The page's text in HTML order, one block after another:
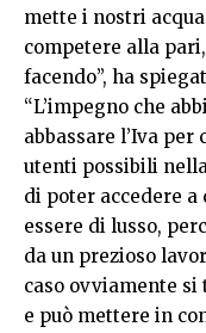
mette i nostri
competere alla
facendo”, ha
“L’impegno che
abbassare l’Iva
utenti possibili
di poter accedere a
essere di lusso,
da un prezioso
caso ovviamente
e può mettere in